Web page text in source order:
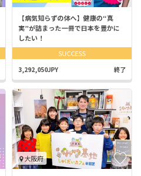
【病気知らずの体へ】健康の“真
実”が詰まった一冊で日本を豊かに
したい！
SUCCESS
3,292,050JPY 終了
大阪府